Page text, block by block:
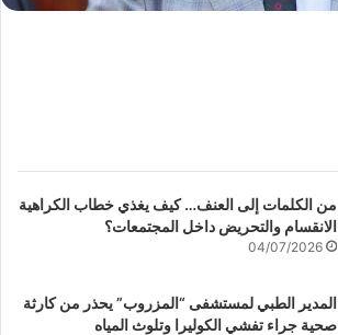
من الكلمات إلى العنف… كيف يغذي خطاب الكراهية
الانقسام والتحريض داخل المجتمعات؟
04/07/2026
المدير الطبي لمستشفى “المزروب” يحذر من كارثة
صحية جراء تفشي الكوليرا وتلوث المياه